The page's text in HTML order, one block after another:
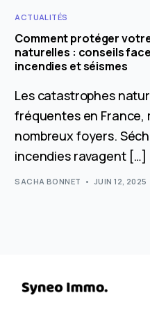
ACTUALITÉS
Comment protéger
naturelles : conseils
incendies et séismes
Les catastrophes
fréquentes en France,
nombreux foyers.
incendies ravagent […]
SACHA BONNET JUIN 12, 2025